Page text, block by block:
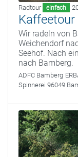
Radtour einfach
Wir radeln von
Weichendorf
Seehof. Nach
nach Bamberg.
ADFC Bamberg
Spinnerei 96049